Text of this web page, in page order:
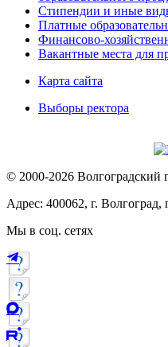
Стипендии и иные
Платные
Финансово-
Вакантные места для
Карта сайта
Выборы ректора
© 2000-2026 Волгоградский
Адрес: 400062, г.
Мы в соц. сетях